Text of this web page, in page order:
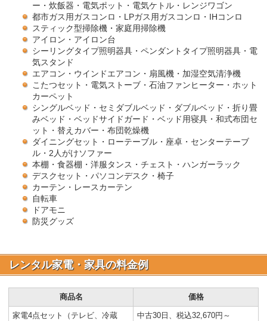
ー・炊飯器・電気ポット・電気ケトル・レンジワゴン
都市ガス用ガスコンロ・LPガス用ガスコンロ・IHコンロ
スティック型掃除機・家庭用掃除機
アイロン・アイロン台
シーリングタイプ照明器具・ペンダントタイプ照明器具・電
気スタンド
エアコン・ウインドエアコン・扇風機・加湿空気清浄機
こたつセット・電気ストーブ・石油ファンヒーター・ホット
カーペット
シングルベッド・セミダブルベッド・ダブルベッド・折り畳
みベッド・ベッドサイドガード・ベッド用寝具・和式布団セ
ット・替えカバー・布団乾燥機
ダイニングセット・ローテーブル・座卓・センターテーブ
ル・2人がけソファー
本棚・食器棚・洋服タンス・チェスト・ハンガーラック
デスクセット・パソコンデスク・椅子
カーテン・レースカーテン
自転車
ドアモニ
防災グッズ
レンタル家電・家具の料金例
商品名 価格
家電4点セット（テレビ、冷蔵
中古30日、税込32,670円～